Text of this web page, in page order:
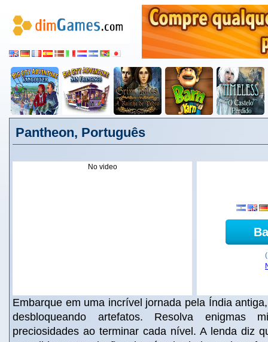
Pantheon, Português
No video
Embarque em uma incrível jornada pela Índia
desbloqueando artefatos. Resolva enigmas
preciosidades ao terminar cada nível. A lenda diz